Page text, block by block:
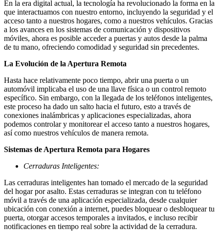
En la era digital actual, la tecnología ha revolucionado la forma en la
que interactuamos con nuestro entorno, incluyendo la seguridad y el
acceso tanto a nuestros hogares, como a nuestros vehículos. Gracias
a los avances en los sistemas de comunicación y dispositivos
móviles, ahora es posible acceder a puertas y autos desde la palma
de tu mano, ofreciendo comodidad y seguridad sin precedentes.
La Evolución de la Apertura Remota
Hasta hace relativamente poco tiempo, abrir una puerta o un
automóvil implicaba el uso de una llave física o un control remoto
específico. Sin embargo, con la llegada de los teléfonos inteligentes,
este proceso ha dado un salto hacia el futuro, esto a través de
conexiones inalámbricas y aplicaciones especializadas, ahora
podemos controlar y monitorear el acceso tanto a nuestros hogares,
así como nuestros vehículos de manera remota.
Sistemas de Apertura Remota para Hogares
Cerraduras Inteligentes:
Las cerraduras inteligentes han tomado el mercado de la seguridad
del hogar por asalto. Estas cerraduras se integran con tu teléfono
móvil a través de una aplicación especializada, desde cualquier
ubicación con conexión a internet, puedes bloquear o desbloquear tu
puerta, otorgar accesos temporales a invitados, e incluso recibir
notificaciones en tiempo real sobre la actividad de la cerradura.